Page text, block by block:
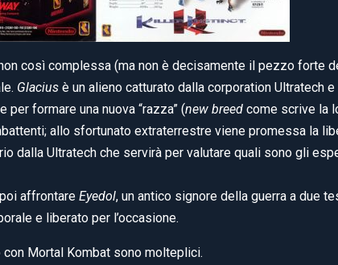
così complessa (ma non è decisamente il pezzo forte
Glacius è un alieno catturato dalla corporation Ultratech
per formare una nuova “razza” (new breed come scrive la
allo sfortunato extraterrestre viene promessa la
dalla Ultratech che servirà per valutare quali sono gli
affrontare Eyedol, un antico signore della guerra a due
e liberato per l’occasione.
Mortal Kombat sono molteplici.